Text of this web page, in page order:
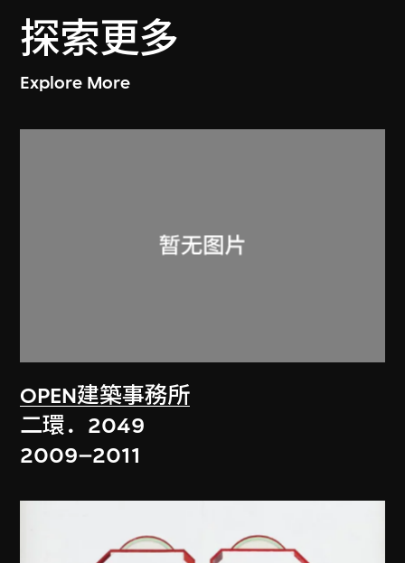
探索更多
Explore More
OPEN建築事務所
二環．2049
2009–2011